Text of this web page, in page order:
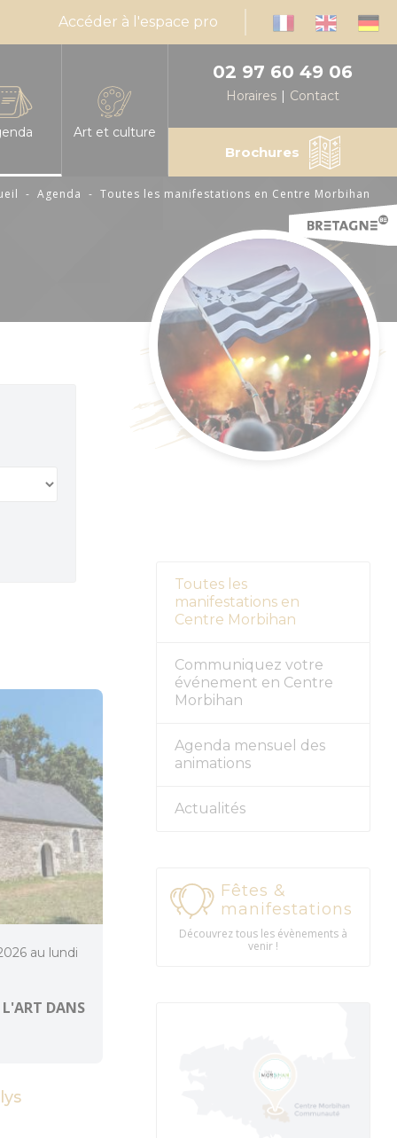
Accéder à l'espace pro
horaires
les manifestations en Centre Morbihan
votre événement en Centre Morbihan
mensuel des animations
Art et culture
Expressions d'artistes
Médiathèques
02 97 60 49 06
Horaires Contact
Brochures
- Agenda - Toutes les manifestations en Centre Morbihan
au lundi
DANS
Toutes les
manifestations en
Centre Morbihan
Communiquez votre
événement en Centre
Morbihan
Agenda mensuel des
animations
Actualités
Fêtes &
manifestations
Découvrez tous les évènements à
venir !